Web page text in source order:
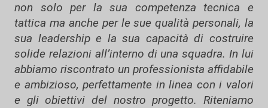
non solo per la sua competenza tecnica e
tattica ma anche per le sue qualità personali, la
sua leadership e la sua capacità di costruire
solide relazioni all’interno di una squadra. In lui
abbiamo riscontrato un professionista affidabile
e ambizioso, perfettamente in linea con i valori
e gli obiettivi del nostro progetto. Riteniamo